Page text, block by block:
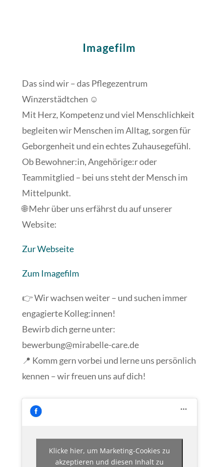
Imagefilm
Das sind wir – das Pflegezentrum
Winzerstädtchen ☺️
Mit Herz, Kompetenz und viel Menschlichkeit
begleiten wir Menschen im Alltag, sorgen für
Geborgenheit und ein echtes Zuhausegefühl.
Ob Bewohner:in, Angehörige:r oder
Teammitglied – bei uns steht der Mensch im
Mittelpunkt.
🌐 Mehr über uns erfährst du auf unserer
Website:
Zur Webseite
Zum Imagefilm
👉 Wir wachsen weiter – und suchen immer
engagierte Kolleg:innen!
Bewirb dich gerne unter:
bewerbung@mirabelle-care.de
📍 Komm gern vorbei und lerne uns persönlich
kennen – wir freuen uns auf dich!
Klicke hier, um Marketing-Cookies zu
akzeptieren und diesen Inhalt zu